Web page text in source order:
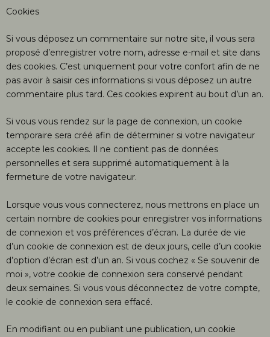
Cookies
Si vous déposez un commentaire sur notre site, il vous sera
proposé d’enregistrer votre nom, adresse e-mail et site dans
des cookies. C’est uniquement pour votre confort afin de ne
pas avoir à saisir ces informations si vous déposez un autre
commentaire plus tard. Ces cookies expirent au bout d’un an.
Si vous vous rendez sur la page de connexion, un cookie
temporaire sera créé afin de déterminer si votre navigateur
accepte les cookies. Il ne contient pas de données
personnelles et sera supprimé automatiquement à la
fermeture de votre navigateur.
Lorsque vous vous connecterez, nous mettrons en place un
certain nombre de cookies pour enregistrer vos informations
de connexion et vos préférences d’écran. La durée de vie
d’un cookie de connexion est de deux jours, celle d’un cookie
d’option d’écran est d’un an. Si vous cochez « Se souvenir de
moi », votre cookie de connexion sera conservé pendant
deux semaines. Si vous vous déconnectez de votre compte,
le cookie de connexion sera effacé.
En modifiant ou en publiant une publication, un cookie